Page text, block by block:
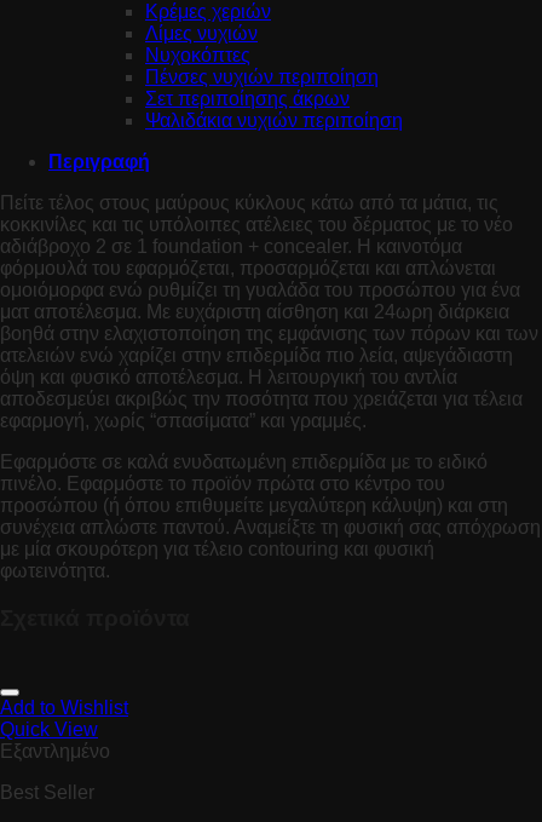
Κρέμες χεριών
Λίμες νυχιών
Νυχοκόπτες
Πένσες νυχιών περιποίηση
Σετ περιποίησης άκρων
Ψαλιδάκια νυχιών περιποίηση
Περιγραφή
Πείτε τέλος στους μαύρους κύκλους κάτω από τα μάτια, τις
κοκκινίλες και τις υπόλοιπες ατέλειες του δέρματος με το νέο
αδιάβροχο 2 σε 1 foundation + concealer. Η καινοτόμα
φόρμουλά του εφαρμόζεται, προσαρμόζεται και απλώνεται
ομοιόμορφα ενώ ρυθμίζει τη γυαλάδα του προσώπου για ένα
ματ αποτέλεσμα. Με ευχάριστη αίσθηση και 24ωρη διάρκεια
βοηθά στην ελαχιστοποίηση της εμφάνισης των πόρων και των
ατελειών ενώ χαρίζει στην επιδερμίδα πιο λεία, αψεγάδιαστη
όψη και φυσικό αποτέλεσμα. Η λειτουργική του αντλία
αποδεσμεύει ακριβώς την ποσότητα που χρειάζεται για τέλεια
εφαρμογή, χωρίς “σπασίματα” και γραμμές.
Εφαρμόστε σε καλά ενυδατωμένη επιδερμίδα με το ειδικό
πινέλο. Εφαρμόστε το προϊόν πρώτα στο κέντρο του
προσώπου (ή όπου επιθυμείτε μεγαλύτερη κάλυψη) και στη
συνέχεια απλώστε παντού. Αναμείξτε τη φυσική σας απόχρωση
με μία σκουρότερη για τέλειο contouring και φυσική
φωτεινότητα.
Add to Wishlist
Quick View
Εξαντλημένο
Best Seller